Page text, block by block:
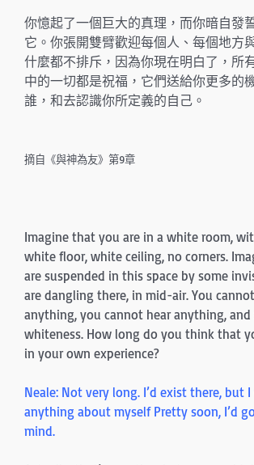
你憶起了一個巨大的真理，而你暗自發
它。你張開雙臂歡迎每個人、每個地方
什麼都不排斥，因為你現在明白了，所
中的一切都是祝福，它們送給你更多的
誰，和去認識你所定義的自己。
摘自《與神為友》第9章
Imagine that you are in a white room,
white floor, white ceiling, no corners.
are suspended in this space by some
are dan­gling there, in mid-air. You
anything, you can­not hear anything, and
whiteness. How long do you think that
in your own experience?
Neale: Not very long. I’d exist there, but
anything about myself Pretty soon, I’d
mind.